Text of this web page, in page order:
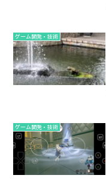
ゲーム開発・技術
ゲーム開発・技術